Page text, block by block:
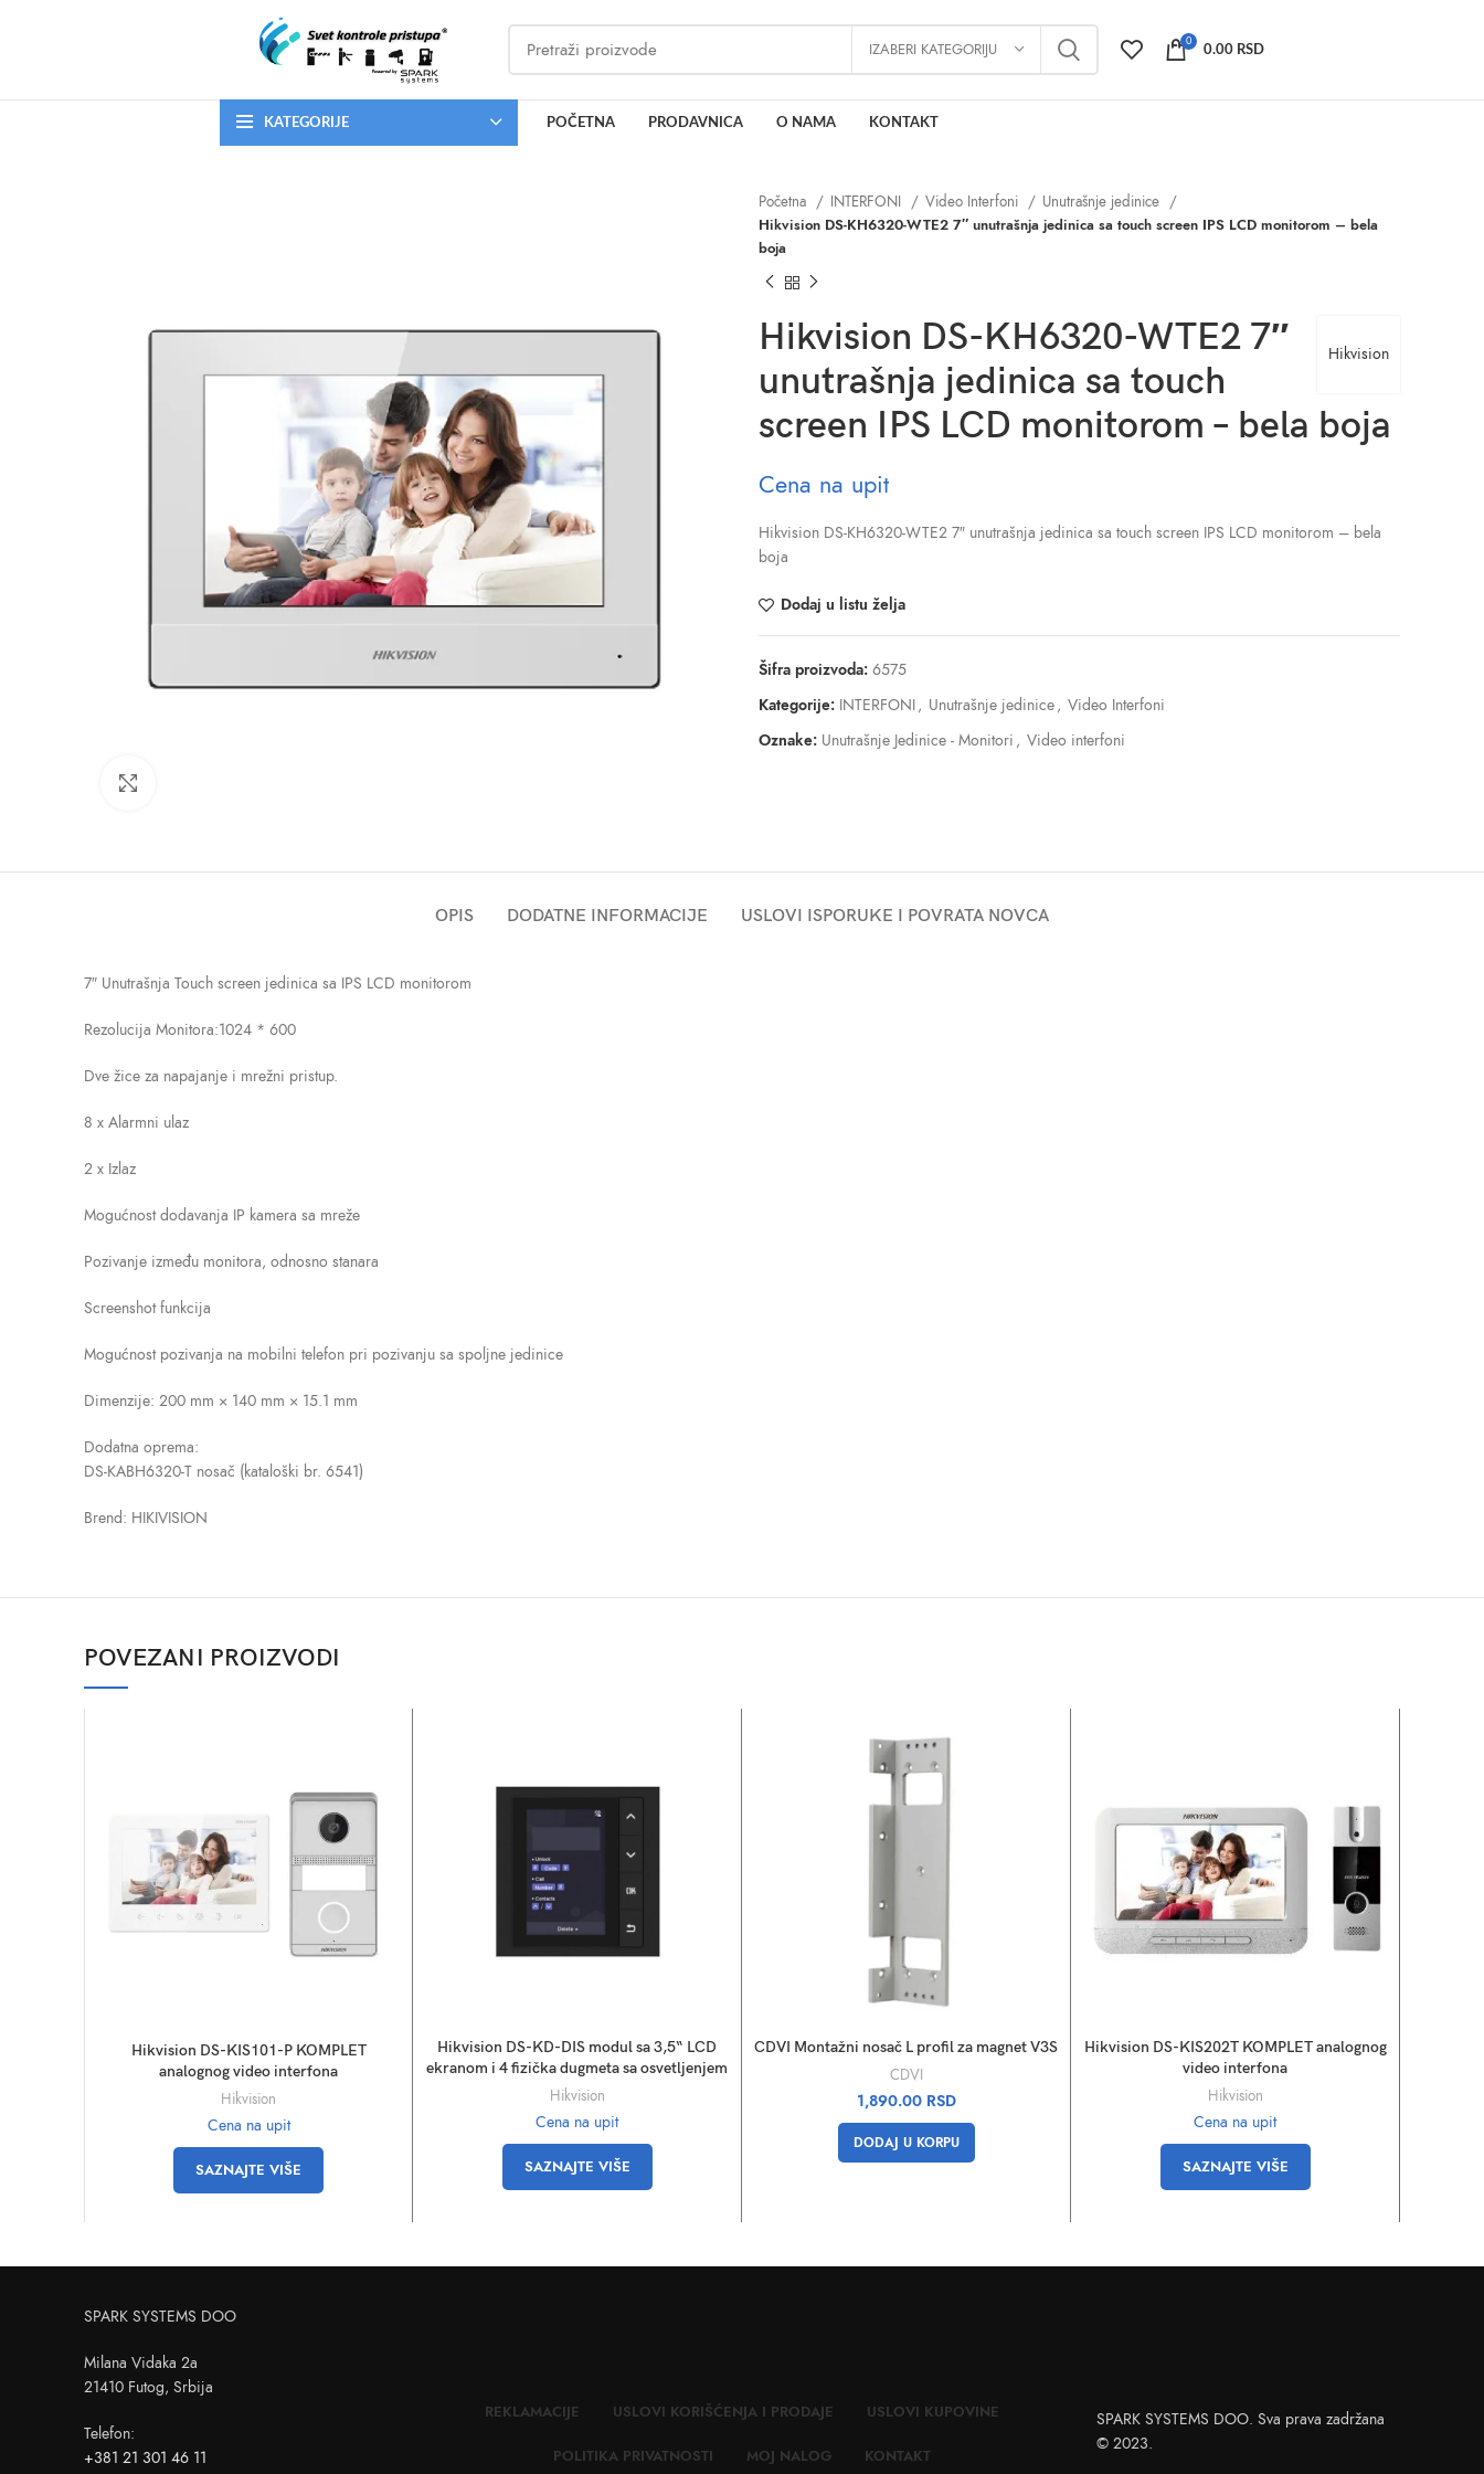
IZABERI KATEGORIJU 0
0.00 RSD
KATEGORIJE POČETNA PRODAVNICA O NAMA KONTAKT
Početna INTERFONI Video Interfoni
Unutrašnje jedinice
Hikvision DS-KH6320-WTE2 7″ unutrašnja jedinica sa touch screen IPS LCD monitorom – bela
boja
Hikvision
Hikvision DS-KH6320-WTE2 7″
unutrašnja jedinica sa touch
screen IPS LCD monitorom – bela boja
Cena na upit
Hikvision DS-KH6320-WTE2 7″ unutrašnja jedinica sa touch screen IPS LCD monitorom – bela
boja
Dodaj u listu želja
Šifra proizvoda: 6575
Kategorije: INTERFONI, Unutrašnje jedinice, Video Interfoni
Oznake: Unutrašnje Jedinice - Monitori , Video interfoni
OPIS DODATNE INFORMACIJE USLOVI ISPORUKE I POVRATA NOVCA
7″ Unutrašnja Touch screen jedinica sa IPS LCD monitorom
Rezolucija Monitora:1024 * 600
Dve žice za napajanje i mrežni pristup.
8 x Alarmni ulaz
2 x Izlaz
Mogućnost dodavanja IP kamera sa mreže
Pozivanje između monitora, odnosno stanara
Screenshot funkcija
Mogućnost pozivanja na mobilni telefon pri pozivanju sa spoljne jedinice
Dimenzije: 200 mm × 140 mm × 15.1 mm
Dodatna oprema:
DS-KABH6320-T nosač (kataloški br. 6541)
Brend: HIKIVISION
POVEZANI PROIZVODI
Hikvision DS-KIS101-P KOMPLET
analognog video interfona
Hikvision
Cena na upit
SAZNAJTE VIŠE
Hikvision DS-KD-DIS modul sa 3,5“ LCD
ekranom i 4 fizička dugmeta sa osvetljenjem
Hikvision
Cena na upit
SAZNAJTE VIŠE
CDVI Montažni nosač L profil za magnet V3S
CDVI
1,890.00 RSD
DODAJ U KORPU
Hikvision DS-KIS202T KOMPLET analognog
video interfona
Hikvision
Cena na upit
SAZNAJTE VIŠE
SPARK SYSTEMS DOO
Milana Vidaka 2a
21410 Futog, Srbija
Telefon:
+381 21 301 46 11
REKLAMACIJE USLOVI KORIŠĆENJA I PRODAJE USLOVI KUPOVINE
POLITIKA PRIVATNOSTI MOJ NALOG KONTAKT
SPARK SYSTEMS DOO. Sva prava zadržana
© 2023.